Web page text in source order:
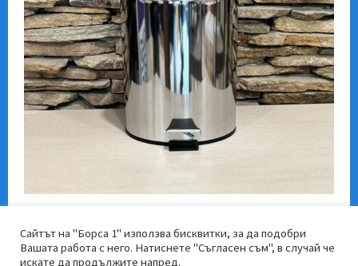
Сайтът на "Борса 1" използва бисквитки, за да подобри
Вашата работа с него. Натиснете "Съгласен съм", в случай че
искате да продължите напред.